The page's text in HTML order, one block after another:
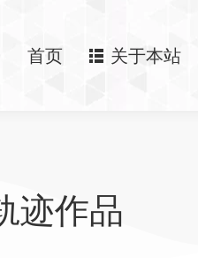
首页 关于本站
迹作品